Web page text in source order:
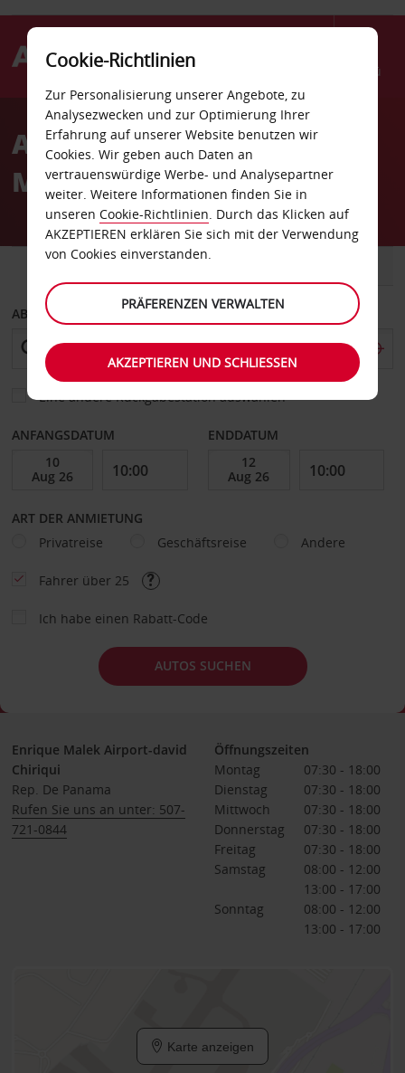
Menü
AvisAutovermietung Enrique
Malek Flughafen David
ABHOLEN VON
Eine andere Rückgabestation auswählen
ANFANGSDATUM ENDDATUM
ART DER ANMIETUNG
Privatreise
Geschäftsreise Andere
Fahrer über 25
Ich habe einen Rabatt-Code
AUTOS SUCHEN
Enrique Malek Airport-david
Chiriqui
Rep. De Panama
Rufen Sie uns an unter: 507-
721-0844
Öffnungszeiten
Montag
07:30 - 18:00
Dienstag
07:30 - 18:00
Mittwoch
07:30 - 18:00
Donnerstag
07:30 - 18:00
Freitag
07:30 - 18:00
Samstag
08:00 - 12:00
13:00 - 17:00
Sonntag
08:00 - 12:00
13:00 - 17:00
Karte anzeigen
Cookie-Richtlinien
Zur Personalisierung unserer Angebote, zu
Analysezwecken und zur Optimierung Ihrer
Erfahrung auf unserer Website benutzen wir
Cookies. Wir geben auch Daten an
vertrauenswürdige Werbe- und Analysepartner
weiter. Weitere Informationen finden Sie in
unseren Cookie-Richtlinien. Durch das Klicken auf
AKZEPTIEREN erklären Sie sich mit der Verwendung
von Cookies einverstanden.
PRÄFERENZEN VERWALTEN
AKZEPTIEREN UND SCHLIESSEN